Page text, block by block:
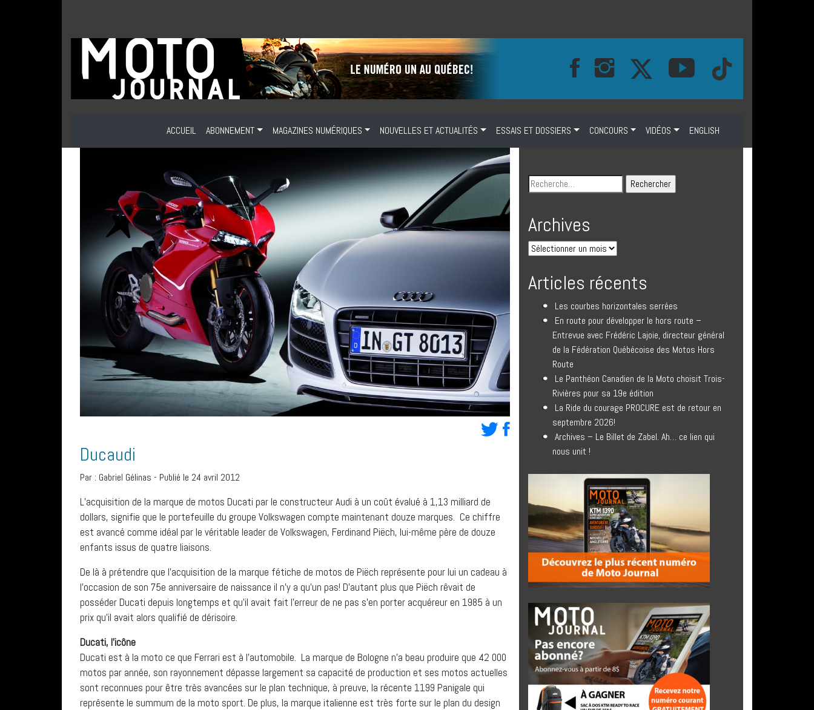
ACCUEIL ABONNEMENT MAGAZINES NUMÉRIQUES NOUVELLES ET ACTUALITÉS ESSAIS ET DOSSIERS CONCOURS VIDÉOS ENGLISH
Ducaudi
Par : Gabriel Gélinas - Publié le 24 avril 2012
L’acquisition de la marque de motos Ducati par le constructeur Audi à un coût évalué à 1,13 milliard de
dollars, signifie que le portefeuille du groupe Volkswagen compte maintenant douze marques. Ce chiffre
est avancé comme idéal par le véritable leader de Volkswagen, Ferdinand Piëch, lui-même père de douze
enfants issus de quatre liaisons.
De là à prétendre que l’acquisition de la marque fétiche de motos de Piëch représente pour lui un cadeau à
l’occasion de son 75e anniversaire de naissance il n’y a qu’un pas! D’autant plus que Piëch rêvait de
posséder Ducati depuis longtemps et qu’il avait fait l’erreur de ne pas s’en porter acquéreur en 1985 à un
prix qu’il avait alors qualifié de dérisoire.
Ducati, l’icône
Ducati est à la moto ce que Ferrari est à l’automobile. La marque de Bologne n’a beau produire que 42 000
motos par année, son rayonnement dépasse largement sa capacité de production et ses motos actuelles
sont reconnues pour être très avancées sur le plan technique, à preuve, la récente 1199 Panigale qui
représente le summum de la moto sport. De plus, la marque italienne est très forte sur le plan du design
Archives
Articles récents
Les courbes horizontales serrées
En route pour développer le hors route –
Entrevue avec Frédéric Lajoie, directeur général
de la Fédération Québécoise des Motos Hors
Route
Le Panthéon Canadien de la Moto choisit Trois-
Rivières pour sa 19e édition
La Ride du courage PROCURE est de retour en
septembre 2026!
Archives – Le Billet de Zabel. Ah… ce lien qui
nous unit !